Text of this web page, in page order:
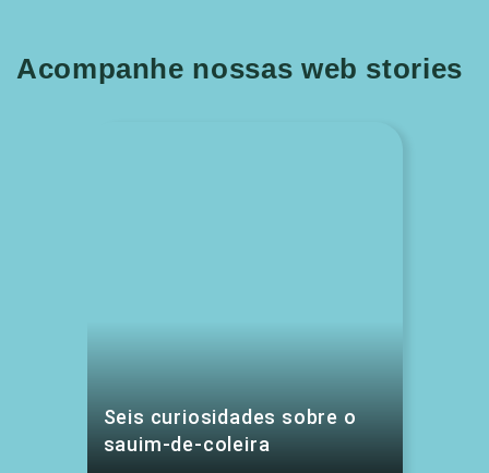
Acompanhe nossas web stories
Seis curiosidades sobre o
sauim-de-coleira